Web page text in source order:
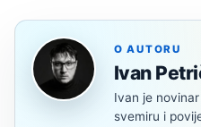
O AUTORU
Ivan
Ivan je
svemiru i